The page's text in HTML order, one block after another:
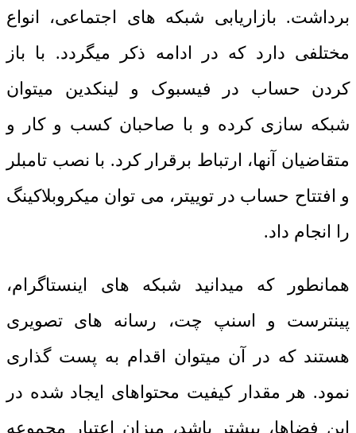
برداشت. بازاریابی شبکه های اجتماعی، انواع
مختلفی دارد که در ادامه ذکر میگردد. با باز
کردن حساب در فیسبوک و لینکدین میتوان
شبکه سازی کرده و با صاحبان کسب و کار و
متقاضیان آنها، ارتباط برقرار کرد. با نصب تامبلر
و افتتاح حساب در توییتر، می توان میکروبلاکینگ
را انجام داد.
همانطور که میدانید شبکه های اینستاگرام،
پینترست و اسنپ چت، رسانه های تصویری
هستند که در آن میتوان اقدام به پست گذاری
نمود. هر مقدار کیفیت محتواهای ایجاد شده در
این فضاها، بیشتر باشد، میزان اعتبار مجموعه